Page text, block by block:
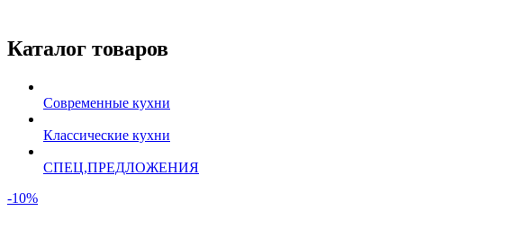
Каталог товаров
Современные кухни
Классические кухни
СПЕЦ,ПРЕДЛОЖЕНИЯ
-10%